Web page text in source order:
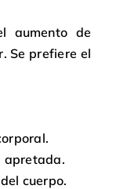
aumento de
Se prefiere el
apretada.
cuerpo.